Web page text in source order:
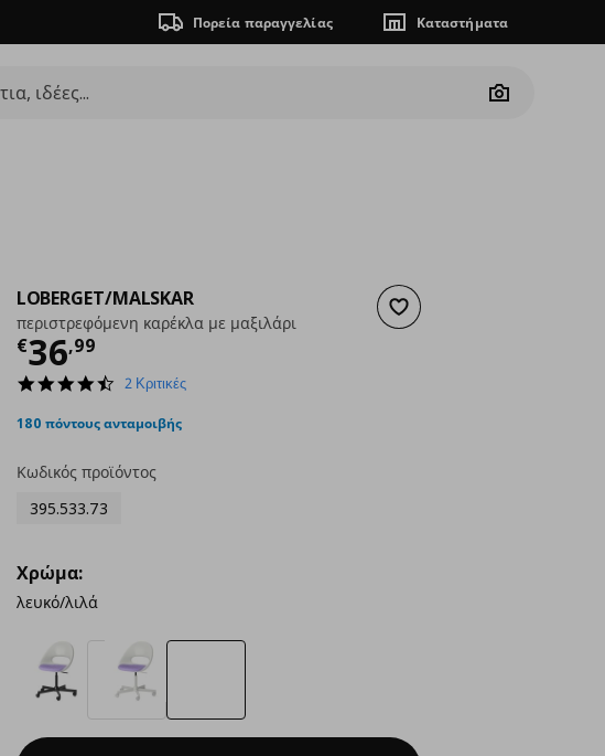
Πορεία παραγγελίας Καταστήματα
Camera
Προσθήκη στα αγαπημένα
LOBERGET/MALSKAR
περιστρεφόμενη καρέκλα με μαξιλάρι
€36,99
Τρέχουσα τιμή
4.5
rating
2 Κριτικές
180 πόντους ανταμοιβής
Κωδικός προϊόντος
395.533.73
Χρώμα:
λευκό/λιλά